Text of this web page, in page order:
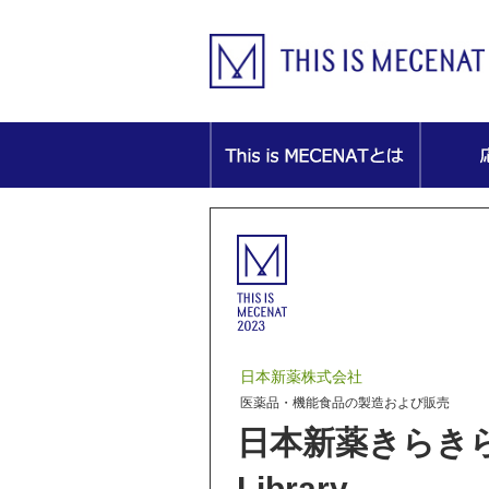
日本新薬株式会社
医薬品・機能食品の製造および販売
日本新薬きらき